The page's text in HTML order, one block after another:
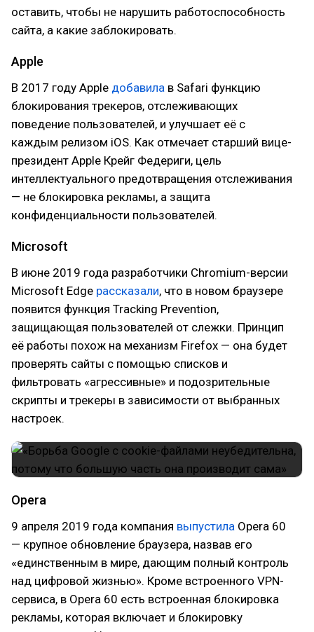
оставить, чтобы не нарушить работоспособность
сайта, а какие заблокировать.
Apple
В 2017 году Apple добавила в Safari функцию
блокирования трекеров, отслеживающих
поведение пользователей, и улучшает её с
каждым релизом iOS. Как отмечает старший вице-
президент Apple Крейг Федериги, цель
интеллектуального предотвращения отслеживания
— не блокировка рекламы, а защита
конфиденциальности пользователей.
Microsoft
В июне 2019 года разработчики Chromium-версии
Microsoft Edge рассказали, что в новом браузере
появится функция Tracking Prevention,
защищающая пользователей от слежки. Принцип
её работы похож на механизм Firefox — она будет
проверять сайты с помощью списков и
фильтровать «агрессивные» и подозрительные
скрипты и трекеры в зависимости от выбранных
настроек.
Opera
9 апреля 2019 года компания выпустила Opera 60
— крупное обновление браузера, назвав его
«единственным в мире, дающим полный контроль
над цифровой жизнью». Кроме встроенного VPN-
сервиса, в Opera 60 есть встроенная блокировка
рекламы, которая включает и блокировку